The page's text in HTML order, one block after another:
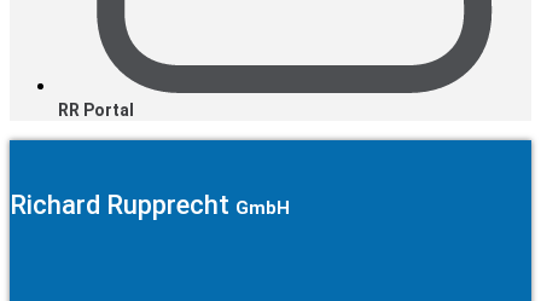
RR Portal
Richard Rupprecht GmbH